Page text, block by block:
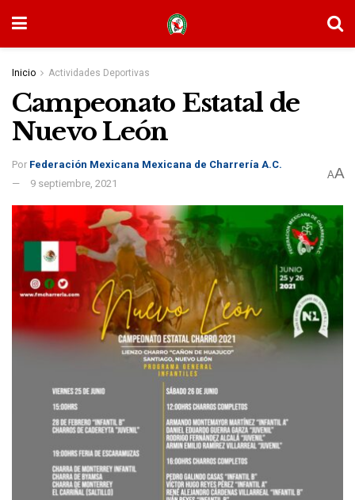
Inicio Actividades Deportivas
Campeonato Estatal de
Nuevo León
Por Federación Mexicana Mexicana de Charrería A.C.
9 septiembre, 2021
AA